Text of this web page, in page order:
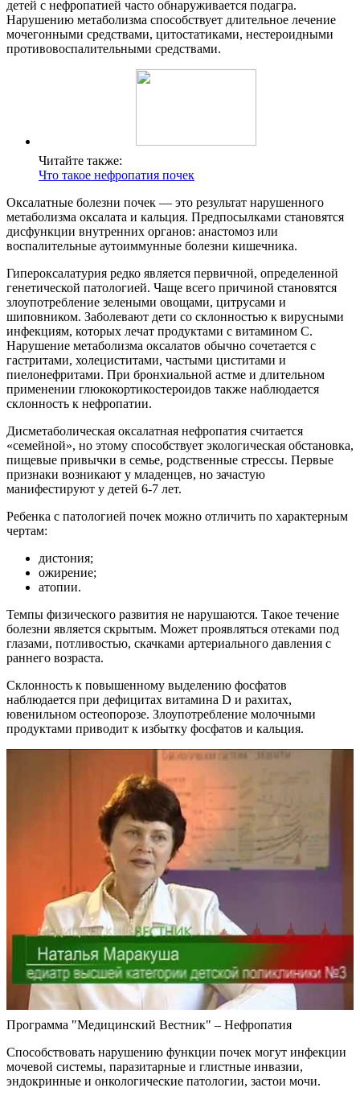
детей с нефропатией часто обнаруживается подагра.
Нарушению метаболизма способствует длительное лечение
мочегонными средствами, цитостатиками, нестероидными
противовоспалительными средствами.
Читайте также:
Что такое нефропатия почек
Оксалатные болезни почек — это результат нарушенного
метаболизма оксалата и кальция. Предпосылками становятся
дисфункции внутренних органов: анастомоз или
воспалительные аутоиммунные болезни кишечника.
Гипероксалатурия редко является первичной, определенной
генетической патологией. Чаще всего причиной становятся
злоупотребление зелеными овощами, цитрусами и
шиповником. Заболевают дети со склонностью к вирусными
инфекциям, которых лечат продуктами с витамином С.
Нарушение метаболизма оксалатов обычно сочетается с
гастритами, холециститами, частыми циститами и
пиелонефритами. При бронхиальной астме и длительном
применении глюкокортикостероидов также наблюдается
склонность к нефропатии.
Дисметаболическая оксалатная нефропатия считается
«семейной», но этому способствует экологическая обстановка,
пищевые привычки в семье, родственные стрессы. Первые
признаки возникают у младенцев, но зачастую
манифестируют у детей 6-7 лет.
Ребенка с патологией почек можно отличить по характерным
чертам:
дистония;
ожирение;
атопии.
Темпы физического развития не нарушаются. Такое течение
болезни является скрытым. Может проявляться отеками под
глазами, потливостью, скачками артериального давления с
раннего возраста.
Склонность к повышенному выделению фосфатов
наблюдается при дефицитах витамина D и рахитах,
ювенильном остеопорозе. Злоупотребление молочными
продуктами приводит к избытку фосфатов и кальция.
Программа "Медицинский Вестник" – Нефропатия
Способствовать нарушению функции почек могут инфекции
мочевой системы, паразитарные и глистные инвазии,
эндокринные и онкологические патологии, застои мочи.